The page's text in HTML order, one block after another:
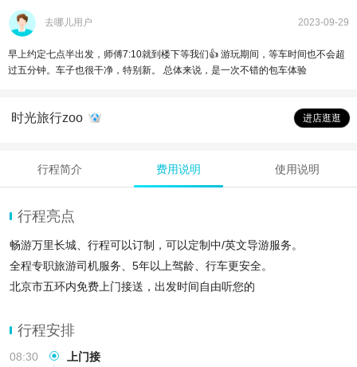
去哪儿用户 2023-09-29
早上约定七点半出发，师傅7:10就到楼下等我们👍 游玩期间，等车时间也不会超
过五分钟。车子也很干净，特别新。 总体来说，是一次不错的包车体验
时光旅行zoo 进店逛逛
行程简介 费用说明 使用说明
行程亮点
畅游万里长城、行程可以订制，可以定制中/英文导游服务。
全程专职旅游司机服务、5年以上驾龄、行车更安全。
北京市五环内免费上门接送，出发时间自由听您的
行程安排
08:30 上门接